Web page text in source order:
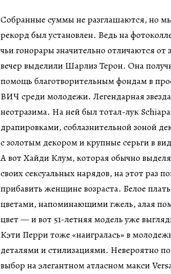
Собранные суммы не разглашаются, но
рекорд был установлен. Ведь на
чьи гонорары значительно отличаются от
вечер выделили Шарлиз Терон. Она
помощь благотворительным фондам в
ВИЧ среди молодежи. Легендарная
неотразима. На ней был тотал-лук
драпировками, соблазнительной зоной
с золотым декором и крупные серьги в
А вот Хайди Клум, которая обычно
своих сексуальных нарядов, на этот раз
прибавить женщине возраста. Белое
цветами, напоминающими гжель, алая
цвет — и вот 51-летняя модель уже
Кэти Перри тоже «наигралась» в
деталями и стилизациями. Невероятно
выбор на элегантном атласном макси